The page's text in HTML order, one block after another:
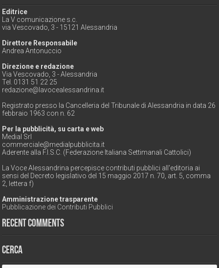
Editrice
La V comunicazione s.c.
via Vescovado, 3 - 15121 Alessandria
Direttore Responsabile
Andrea Antonuccio
Direzione e redazione
Via Vescovado, 3 - Alessandria
Tel. 0131 51 22 25
redazione@lavocealessandrina.it
Registrato presso la Cancelleria del Tribunale di Alessandria in data 26
febbraio 1963 con n. 62
Per la pubblicità, su carta e web
Medial Srl
commerciale@medialpubblicita.it
Aderente alla F.I.S.C. (Federazione Italiana Settimanali Cattolici)
La Voce Alessandrina percepisce contributi pubblici all'editoria ai
sensi del Decreto legislativo del 15 maggio 2017 n. 70, art. 5, comma
2, lettera f)
Amministrazione trasparente
Pubblicazione dei Contributi Pubblici
Recent Comments
Cerca